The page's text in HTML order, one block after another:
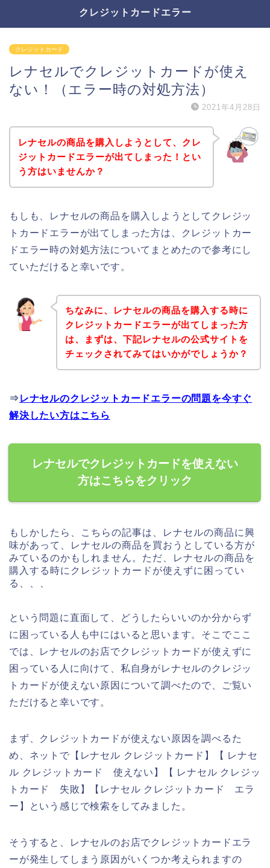
クレジットカードエラー
クレジットカード
レナセルでクレジットカードが使え
ない！（エラー時の対処方法）
2021年4月28日
レナセルの商品を購入しようとして、クレ
ジットカードエラーが出てしまった！とい
う方はいませんか？
もしも、レナセルの商品を購入しようとしてクレジッ
トカードエラーが出てしまった方は、クレジットカー
ドエラー時の対処方法についてまとめたので参考にし
ていただけると幸いです。
ちなみに、レナセルの商品を購入する時に
クレジットカードエラーが出てしまった方
は、まずは、下記レナセルの公式サイトを
チェックされてみてはいかがでしょうか？
⇒ レナセルのクレジットカードエラーの問題を今すぐ
解決したい方はこちら
レナセルでクレジットカードを使えない
方はこちらをクリック
もしかしたら、こちらの記事は、レナセルの商品に興
味があって、レナセルの商品を買おうとしている方が
みているのかもしれません。ただ、レナセルの商品を
購入する時にクレジットカードが使えずに困ってい
る、、、
という問題に直面して、どうしたらいいのか分からず
に困っている人も中にはいると思います。そこでここ
では、レナセルのお店でクレジットカードが使えずに
困っている人に向けて、私自身がレナセルのクレジッ
トカードが使えない原因について調べたので、ご覧い
ただけると幸いです。
まず、クレジットカードが使えない原因を調べるた
め、ネットで【レナセル クレジットカード】【 レナセ
ル クレジットカード 使えない】【 レナセル クレジッ
トカード 失敗】【レナセル クレジットカード エラ
ー】という感じで検索をしてみました。
そうすると、レナセルのお店でクレジットカードエラ
ーが発生してしまう原因がいくつか考えられますの